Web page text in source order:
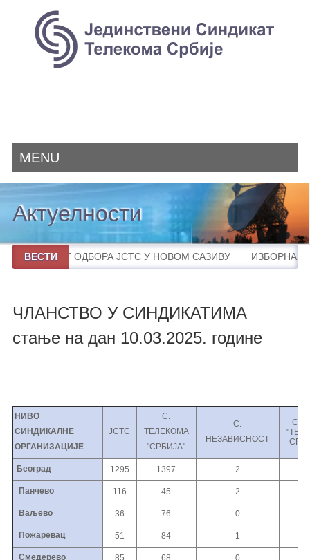
MENU
Актуелности
ЧЛАНСТВО У СИНДИКАТИМА
стање на дан 10.03.2025. године
НИВО
СИНДИКАЛНЕ
ОРГАНИЗАЦИЈЕ
ЈСТC
С.
ТЕЛЕКОМА
"СРБИЈА"
С.
НЕЗАВИСНОСТ
Београд 1295 1397 2
Панчево 116 45 2
Ваљево 36 76 0
Пожаревац 51 84 1
Смедерево